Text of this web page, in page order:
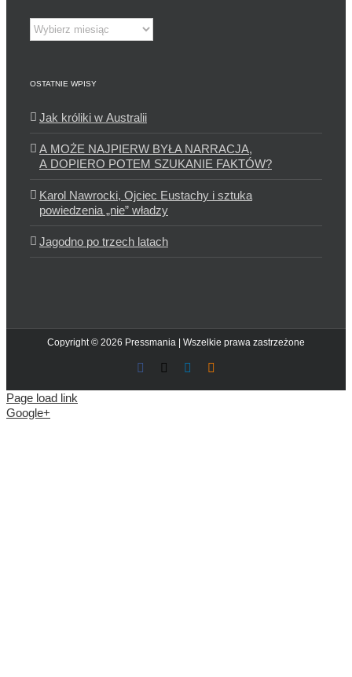
Archiwum
OSTATNIE WPISY
Jak króliki w Australii
A MOŻE NAJPIERW BYŁA NARRACJA,
A DOPIERO POTEM SZUKANIE FAKTÓW?
Karol Nawrocki, Ojciec Eustachy i sztuka
powiedzenia „nie” władzy
Jagodno po trzech latach
Copyright © 2026 Pressmania | Wszelkie prawa zastrzeżone
Facebook LinkedIn
Page load link
Google+